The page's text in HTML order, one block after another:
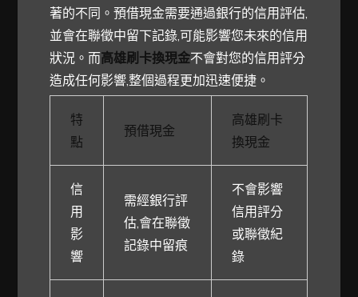
著的不同。預借現金需要通過銀行的信用評估,
並會在聯徵中留下記錄,可能影響您未來的信用
狀況。而高雄刷卡換現金不會對您的信用評分
造成任何影響,整個過程更加迅速便捷。
特
點
預借現金
高雄刷卡
換現金
信
用
影
響
需經銀行評
估,會在聯徵
記錄中留痕
不會影響
信用評分
或聯徵紀
錄